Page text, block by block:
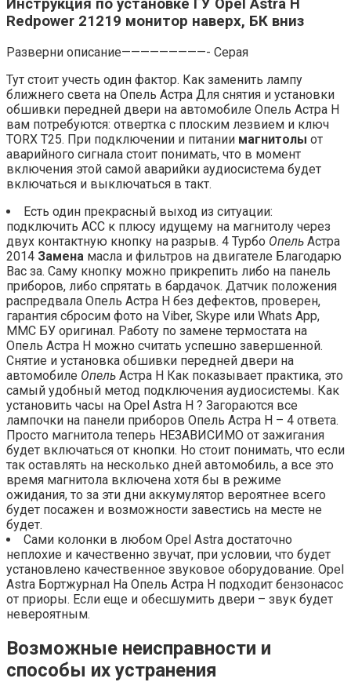
Инструкция по установке ГУ Opel Astra H
Redpower 21219 монитор наверх, БК вниз
Разверни описание—————————- Серая
Тут стоит учесть один фактор. Как заменить лампу
ближнего света на Опель Астра Для снятия и установки
обшивки передней двери на автомобиле Опель Астра Н
вам потребуются: отвертка с плоским лезвием и ключ
TORX Т25. При подключении и питании магнитолы от
аварийного сигнала стоит понимать, что в момент
включения этой самой аварийки аудиосистема будет
включаться и выключаться в такт.
Есть один прекрасный выход из ситуации:
подключить АСС к плюсу идущему на магнитолу через
двух контактную кнопку на разрыв. 4 Турбо Опель Астра
2014 Замена масла и фильтров на двигателе Благодарю
Вас за. Саму кнопку можно прикрепить либо на панель
приборов, либо спрятать в бардачок. Датчик положения
распредвала Опель Астра H без дефектов, проверен,
гарантия сбросим фото на Viber, Skype или Whats App,
ММС БУ оригинал. Работу по замене термостата на
Опель Астра Н можно считать успешно завершенной.
Снятие и установка обшивки передней двери на
автомобиле Опель Астра Н Как показывает практика, это
самый удобный метод подключения аудиосистемы. Как
установить часы на Opel Astra H ? Загораются все
лампочки на панели приборов Опель Астра Н – 4 ответа.
Просто магнитола теперь НЕЗАВИСИМО от зажигания
будет включаться от кнопки. Но стоит понимать, что если
так оставлять на несколько дней автомобиль, а все это
время магнитола включена хотя бы в режиме
ожидания, то за эти дни аккумулятор вероятнее всего
будет посажен и возможности завестись на месте не
будет.
Сами колонки в любом Opel Astra достаточно
неплохие и качественно звучат, при условии, что будет
установлено качественное звуковое оборудование. Opel
Astra Бортжурнал На Опель Астра Н подходит бензонасос
от приоры. Если еще и обесшумить двери – звук будет
невероятным.
Возможные неисправности и
способы их устранения